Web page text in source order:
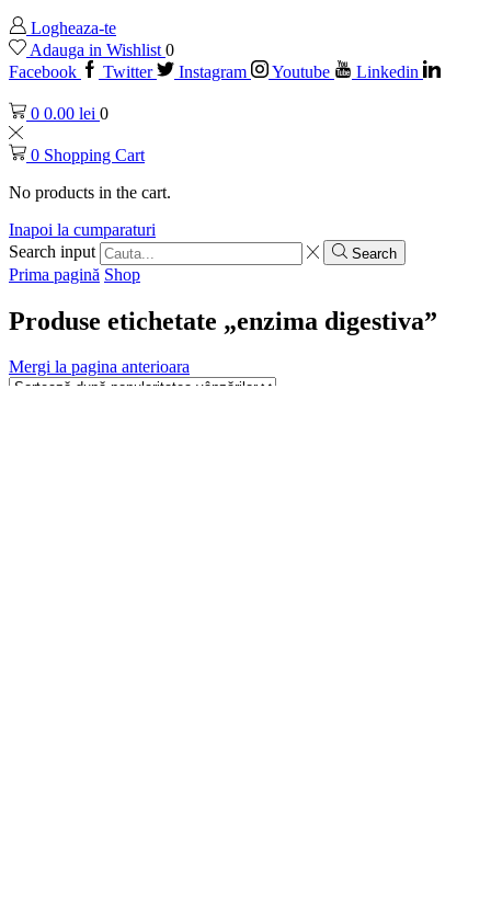
Logheaza-te
Adauga in Wishlist 0
Facebook
Twitter Instagram Youtube Linkedin
0 0.00 lei 0
0 Shopping Cart
No products in the cart.
Inapoi la cumparaturi
Search input
Search
Prima pagină Shop
Produse etichetate „enzima digestiva”
Mergi la pagina anterioara